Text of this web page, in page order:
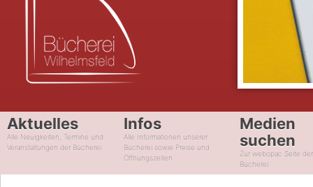
Aktuelles
Alle Neuigkeiten, Termine und
Veranstaltungen der Bücherei
Infos
Alle Informationen unserer
Bücherei sowie Preise und
Öffnungszeiten
Medien
suchen
Zur webopac Seite der
Bücherei.